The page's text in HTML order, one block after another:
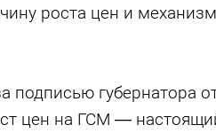
роста цен и
подписью губернатора
цен на ГСМ —